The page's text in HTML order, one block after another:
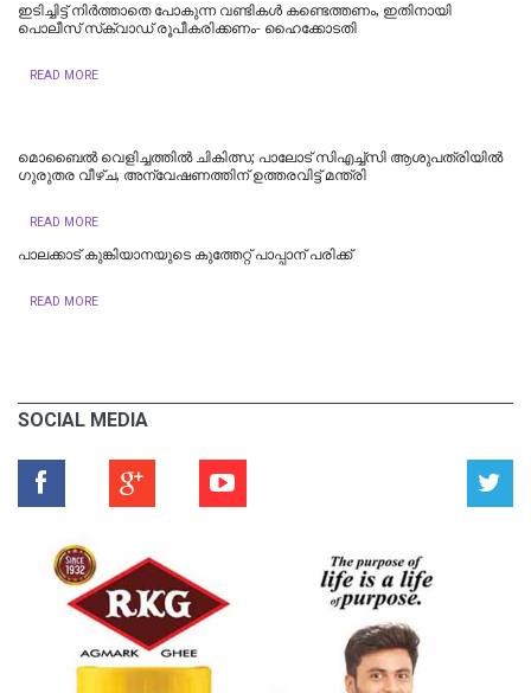
ഇടിച്ചിട്ട് നിര്‍ത്താതെ പോകുന്ന വണ്ടികള്‍ കണ്ടെത്തണം, ഇതിനായി
പൊലീസ് സ്‌ക്വാഡ് രൂപീകരിക്കണം- ഹൈക്കോടതി
READ MORE
മൊബൈൽ വെളിച്ചത്തിൽ ചികിത്സ; പാലോട് സിഎച്ച്‍സി ആശുപത്രിയിൽ
ഗുരുതര വീഴ്ച, അന്വേഷണത്തിന് ഉത്തരവിട്ട് മന്ത്രി
READ MORE
പാലക്കാട് കുങ്കിയാനയുടെ കുത്തേറ്റ് പാപ്പാന് പരിക്ക്
READ MORE
SOCIAL MEDIA